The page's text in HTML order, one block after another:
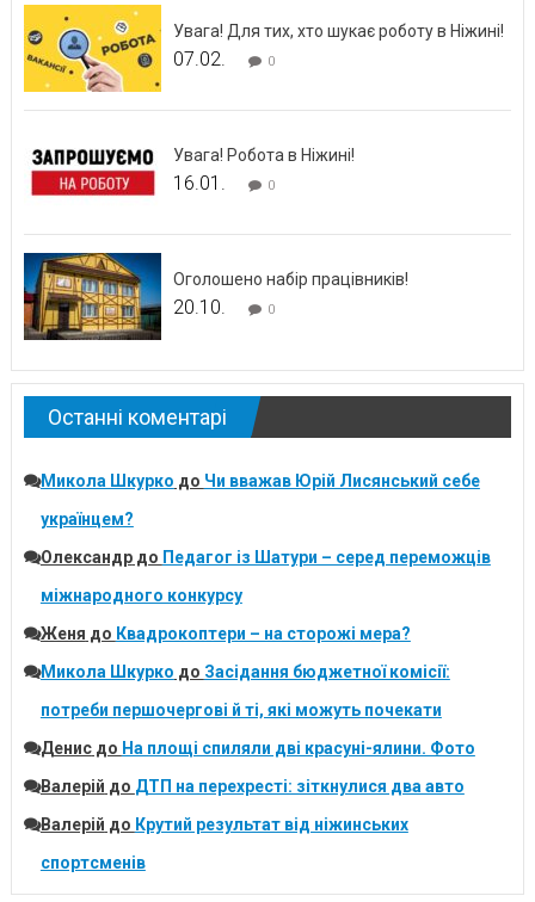
Увага! Для тих, хто шукає роботу в Ніжині!
07.02. 0
Увага! Робота в Ніжині!
16.01. 0
Оголошено набір працівників!
20.10. 0
Останні коментарі
Микола Шкурко до Чи вважав Юрій Лисянський себе
українцем?
Олександрдо Педагог із Шатури – серед переможців
міжнародного конкурсу
Женя до Квадрокоптери – на сторожі мера?
Микола Шкурко до Засідання бюджетної комісії:
потреби першочергові й ті, які можуть почекати
Денисдо На площі спиляли дві красуні-ялини. Фото
Валерій до ДТП на перехресті: зіткнулися два авто
Валерій до Крутий результат від ніжинських
спортсменів